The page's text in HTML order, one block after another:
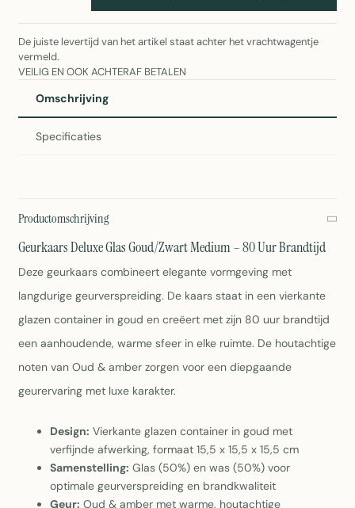
De juiste levertijd van het artikel staat achter het vrachtwagentje
vermeld.
VEILIG EN OOK ACHTERAF BETALEN
Omschrijving
Specificaties
Productomschrijving
Geurkaars Deluxe Glas Goud/Zwart Medium – 80 Uur Brandtijd
Deze geurkaars combineert elegante vormgeving met
langdurige geurversprei­ding. De kaars staat in een vierkante
glazen container in goud en creëert met zijn 80 uur brandtijd
een aanhoudende, warme sfeer in elke ruimte. De houtachtige
noten van Oud & amber zorgen voor een diepgaande
geurervaring met luxe karakter.
Design: Vierkante glazen container in goud met
verfijnde afwerking, formaat 15,5 x 15,5 x 15,5 cm
Samenstelling: Glas (50%) en was (50%) voor
optimale geurverspreiding en brandkwaliteit
Geur: Oud & amber met warme, houtachtige